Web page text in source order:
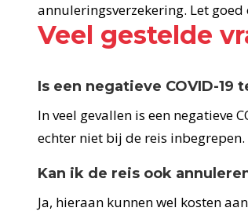
annuleringsverzekering. Let
Veel gestelde
Is een negatieve COVID-
In veel gevallen is een negatieve
echter niet bij de reis inbegrepen.
Kan ik de reis ook
Ja, hieraan kunnen wel kosten